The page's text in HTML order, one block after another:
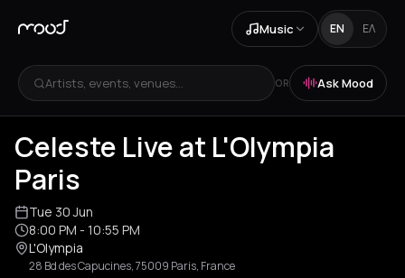
Music EN ΕΛ
Artists, events, venues... OR Ask Mood
Celeste Live at L'Olympia
Paris
Tue 30 Jun
8:00 PM - 10:55 PM
L'Olympia
28 Bd des Capucines, 75009 Paris, France